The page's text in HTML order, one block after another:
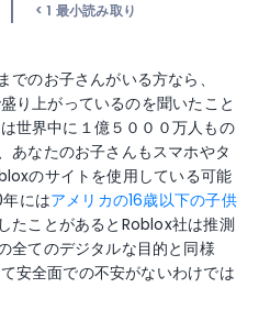
< 1 最小読み取り
のお子さんがいる方なら、
り上がっているのを聞いたこと
世界中に１億５０００万人もの
あなたのお子さんもスマホやタ
のサイトを使用している可能
にはアメリカの16歳以下の子供
たことがあるとRoblox社は推測
全てのデジタルな目的と同様
安全面での不安がないわけでは